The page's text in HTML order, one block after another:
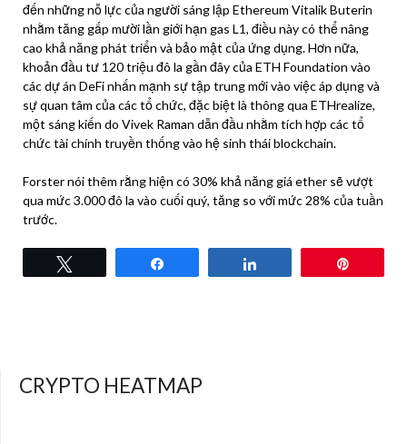
đến những nỗ lực của người sáng lập Ethereum Vitalik Buterin
nhằm tăng gấp mười lần giới hạn gas L1, điều này có thể nâng
cao khả năng phát triển và bảo mật của ứng dụng. Hơn nữa,
khoản đầu tư 120 triệu đô la gần đây của ETH Foundation vào
các dự án DeFi nhấn mạnh sự tập trung mới vào việc áp dụng và
sự quan tâm của các tổ chức, đặc biệt là thông qua ETHrealize,
một sáng kiến ​​do Vivek Raman dẫn đầu nhằm tích hợp các tổ
chức tài chính truyền thống vào hệ sinh thái blockchain.
Forster nói thêm rằng hiện có 30% khả năng giá ether sẽ vượt
qua mức 3.000 đô la vào cuối quý, tăng so với mức 28% của tuần
trước.
CRYPTO HEATMAP